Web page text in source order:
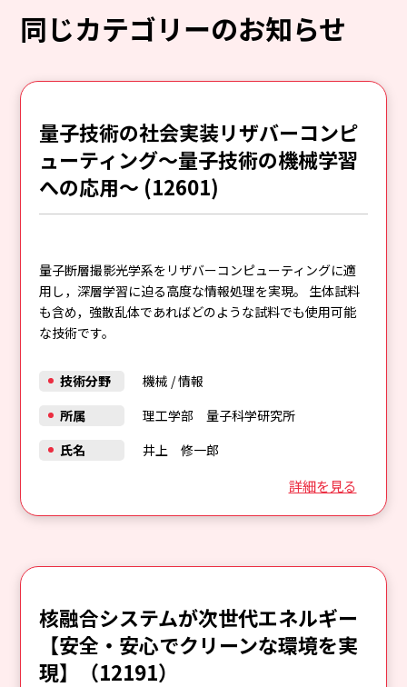
同じカテゴリーのお知らせ
量子技術の社会実装リザバーコンピ
ューティング～量子技術の機械学習
への応用～ (12601)
量子断層撮影光学系をリザバーコンピューティングに適
用し，深層学習に迫る高度な情報処理を実現。 生体試料
も含め，強散乱体であればどのような試料でも使用可能
な技術です。
詳細を見る
技術分野 機械 /情報
所属
理工学部 量子科学研究所
氏名
井上 修一郎
核融合システムが次世代エネルギー
【安全・安心でクリーンな環境を実
現】（12191）